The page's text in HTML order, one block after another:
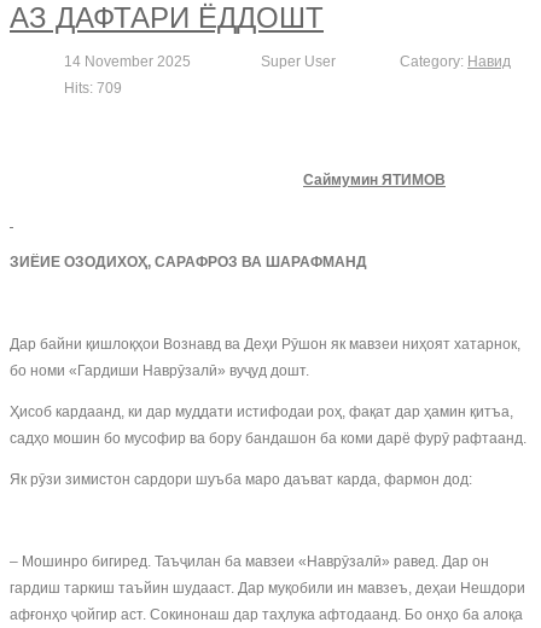
АЗ ДАФТАРИ ЁДДОШТ
14 November 2025 Super User Category: Навид
Hits: 709
Саймумин ЯТИМОВ
ЗИЁИЕ ОЗОДИХОҲ, САРАФРОЗ ВА ШАРАФМАНД
Дар байни қишлоқҳои Вознавд ва Деҳи Рӯшон як мавзеи ниҳоят хатарнок,
бо номи «Гардиши Наврӯзалӣ» вуҷуд дошт.
Ҳисоб кардаанд, ки дар муддати истифодаи роҳ, фақат дар ҳамин қитъа,
садҳо мошин бо мусофир ва бору бандашон ба коми дарё фурӯ рафтаанд.
Як рӯзи зимистон сардори шуъба маро даъват карда, фармон дод:
– Мошинро бигиред. Таъҷилан ба мавзеи «Наврӯзалӣ» равед. Дар он
гардиш таркиш таъйин шудааст. Дар муқобили ин мавзеъ, деҳаи Нешдори
афғонҳо ҷойгир аст. Сокинонаш дар таҳлука афтодаанд. Бо онҳо ба алоқа